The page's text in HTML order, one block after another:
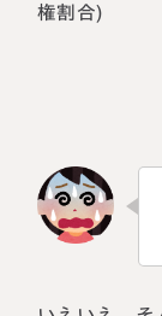
権割合)